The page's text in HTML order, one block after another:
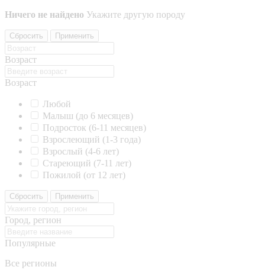
Ничего не найдено Укажите другую породу
Сбросить Применить
Возраст
Возраст
Любой
Малыш (до 6 месяцев)
Подросток (6-11 месяцев)
Взрослеющий (1-3 года)
Взрослый (4-6 лет)
Стареющий (7-11 лет)
Пожилой (от 12 лет)
Сбросить Применить
Город, регион
Популярные
Все регионы